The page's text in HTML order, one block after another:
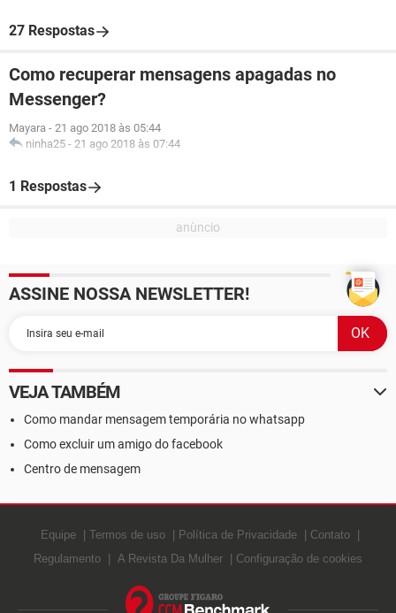
27 Respostas
Como recuperar mensagens apagadas no
Messenger?
Mayara - 21 ago 2018 às 05:44
ninha25 - 21 ago 2018 às 07:44
1 Respostas
ASSINE NOSSA NEWSLETTER!
VEJA TAMBÉM
Como mandar mensagem temporária no whatsapp
Como excluir um amigo do facebook
Centro de mensagem
Equipe Termos de uso Política de Privacidade
Contato
Regulamento
A Revista Da Mulher Configuração de cookies